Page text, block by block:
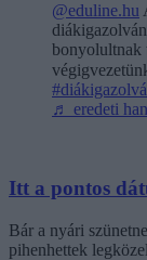
@eduline.hu
bonyolultnak
♬ eredeti
Itt a pontos
Bár a nyári
pihenhettek